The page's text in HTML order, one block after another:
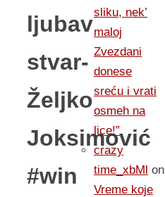
ljubav
stvar-
Željko
Joksimović
#win
sliku, nek’
maloj
Zvezdani
donese
sreću i vrati
osmeh na
lice!”
crazy
time_xbMl on
Vreme koje